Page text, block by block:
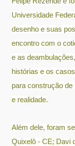
Universidade
desenho e suas
encontro com o
e as
histórias e os
para construção
e realidade.
Além dele, foram
Quixelô - CE; Davi